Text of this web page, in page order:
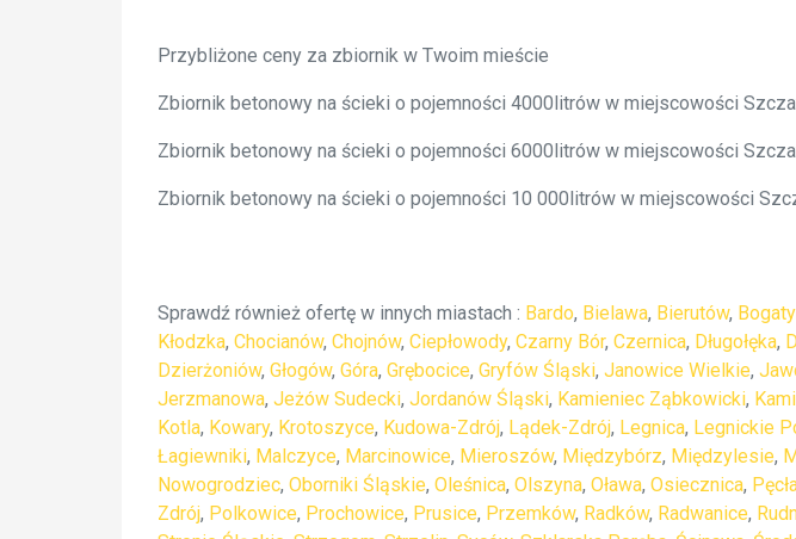
Przybliżone ceny za zbiornik w Twoim mieście
Zbiornik betonowy na ścieki o pojemności 4000litrów w miejscowości
Zbiornik betonowy na ścieki o pojemności 6000litrów w miejscowości
Zbiornik betonowy na ścieki o pojemności 10 000litrów w miejscowości
Sprawdź również ofertę w innych miastach : Bardo, Bielawa, Bierutów,
Kłodzka, Chocianów, Chojnów, Ciepłowody, Czarny Bór, Czernica, Długołęka,
Dzierżoniów, Głogów, Góra, Grębocice, Gryfów Śląski, Janowice Wielkie,
Jerzmanowa, Jeżów Sudecki, Jordanów Śląski, Kamieniec Ząbkowicki,
Kotla, Kowary, Krotoszyce, Kudowa-Zdrój, Lądek-Zdrój, Legnica, Legnickie
Łagiewniki, Malczyce, Marcinowice, Mieroszów, Międzybórz, Międzylesie,
Nowogrodziec, Oborniki Śląskie, Oleśnica, Olszyna, Oława, Osiecznica,
Zdrój, Polkowice, Prochowice, Prusice, Przemków, Radków, Radwanice,